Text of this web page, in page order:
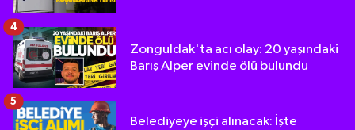
Zonguldak'ta acı olay: 20 yaşındaki
Barış Alper evinde ölü bulundu
4
Belediyeye işçi alınacak: İşte
5